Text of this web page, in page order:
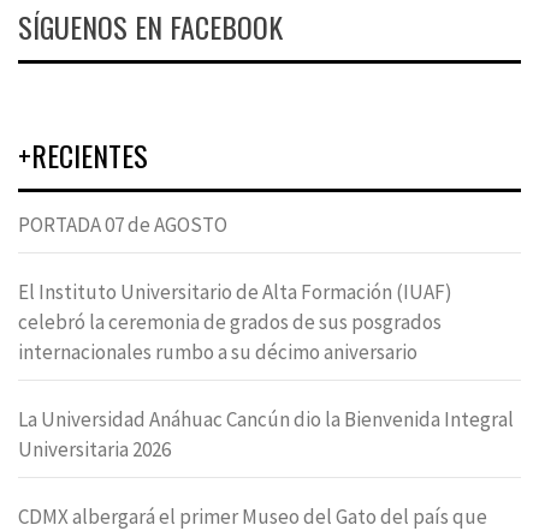
SÍGUENOS EN FACEBOOK
+RECIENTES
PORTADA 07 de AGOSTO
El Instituto Universitario de Alta Formación (IUAF)
celebró la ceremonia de grados de sus posgrados
internacionales rumbo a su décimo aniversario
La Universidad Anáhuac Cancún dio la Bienvenida Integral
Universitaria 2026
CDMX albergará el primer Museo del Gato del país que